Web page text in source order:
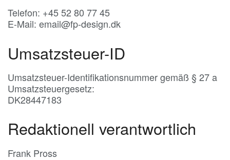
Telefon: +45 52 80 77 45
E-Mail: email@fp-design.dk
Umsatzsteuer-ID
Umsatzsteuer-Identifikationsnummer gemäß § 27 a
Umsatzsteuergesetz:
DK28447183
Redaktionell verantwortlich
Frank Pross